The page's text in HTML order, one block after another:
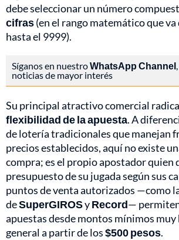
debe seleccionar un número
cifras(en el rango matemático que va
hasta el 9999).
Síganos en nuestroWhatsApp Channel
noticias de mayor interés
Su principal atractivo comercial
flexibilidad de la apuesta. A
de lotería tradicionales que manejan
precios establecidos, aquí no existe
compra; es el propio apostador quien
presupuesto de su jugada según sus
puntos de venta autorizados —como
deSuperGIROSyRecord—
apuestas desde montos mínimos muy
general a partir de los$500 pesos.